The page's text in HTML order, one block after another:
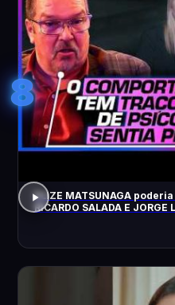
8
ELIZE MATSUNAGA poderia
RICARDO SALADA E JORGE